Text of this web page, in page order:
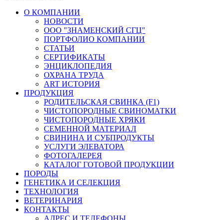
О КОМПАНИИ
НОВОСТИ
ООО "ЗНАМЕНСКИЙ СГЦ"
ПОРТФОЛИО КОМПАНИИ
СТАТЬИ
СЕРТИФИКАТЫ
ЭНЦИКЛОПЕДИЯ
ОХРАНА ТРУДА
ART ИСТОРИЯ
ПРОДУКЦИЯ
РОДИТЕЛЬСКАЯ СВИНКА (F1)
ЧИСТОПОРОДНЫЕ СВИНОМАТКИ
ЧИСТОПОРОДНЫЕ ХРЯКИ
СЕМЕННОЙ МАТЕРИАЛ
СВИНИНА И СУБПРОДУКТЫ
УСЛУГИ ЭЛЕВАТОРА
ФОТОГАЛЕРЕЯ
КАТАЛОГ ГОТОВОЙ ПРОДУКЦИИ
ПОРОДЫ
ГЕНЕТИКА И СЕЛЕКЦИЯ
ТЕХНОЛОГИЯ
ВЕТЕРИНАРИЯ
КОНТАКТЫ
АДРЕС И ТЕЛЕФОНЫ